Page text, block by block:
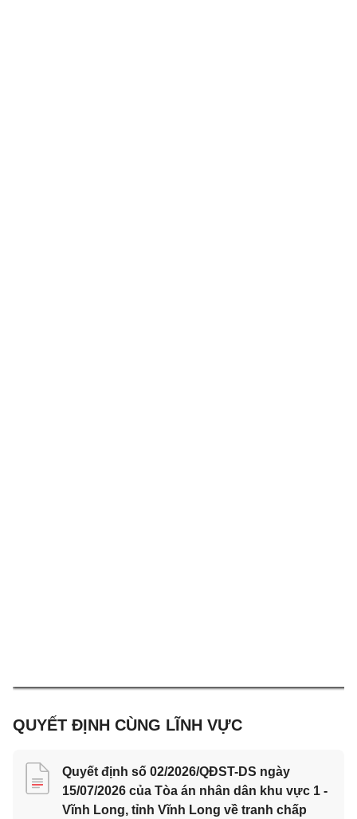
QUYẾT ĐỊNH CÙNG LĨNH VỰC
Quyết định số 02/2026/QĐST-DS ngày
15/07/2026 của Tòa án nhân dân khu vực 1 -
Vĩnh Long, tỉnh Vĩnh Long về tranh chấp